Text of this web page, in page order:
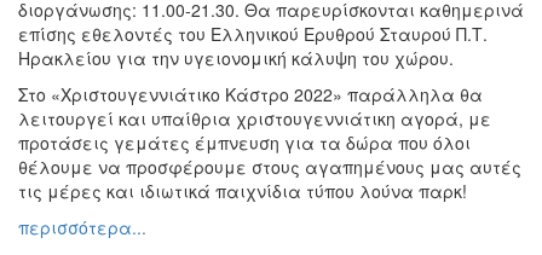
Ημερίδες
-
Διημερίδες
Σεμινάρια-
Διαλέξεις-
Ομιλίες
Διάφορες
διοργάνωσης: 11.00-21.30. Θα παρευρίσκονται καθημερινά
επίσης εθελοντές του Ελληνικού Ερυθρού Σταυρού Π.Τ.
Ηρακλείου για την υγειονομική κάλυψη του χώρου.
Στο «Χριστουγεννιάτικο Κάστρο 2022» παράλληλα θα
λειτουργεί και υπαίθρια χριστουγεννιάτικη αγορά, με
προτάσεις γεμάτες έμπνευση για τα δώρα που όλοι
θέλουμε να προσφέρουμε στους αγαπημένους μας αυτές
τις μέρες και ιδιωτικά παιχνίδια τύπου λούνα παρκ!
περισσότερα...